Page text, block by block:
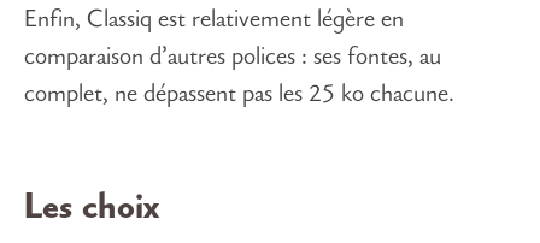
Enfin, Classiq est relativement légère en
comparaison d’autres polices : ses fontes, au
complet, ne dépassent pas les 25 ko chacune.
Les choix